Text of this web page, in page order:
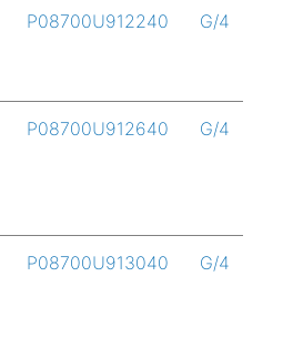
P08700U912240 G/4
P08700U912640 G/4
P08700U913040 G/4